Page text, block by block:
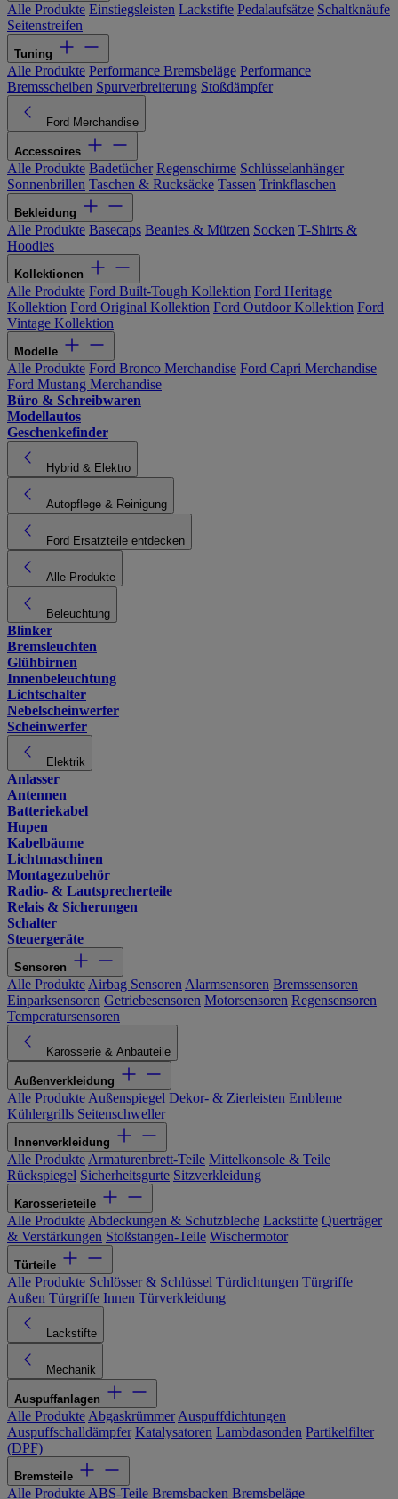
Alle Produkte Einstiegsleisten Lackstifte Pedalaufsätze Schaltknäufe
Seitenstreifen
Tuning
Alle Produkte Performance Bremsbeläge Performance
Bremsscheiben Spurverbreiterung Stoßdämpfer
Ford Merchandise
Accessoires
Alle Produkte Badetücher Regenschirme Schlüsselanhänger
Sonnenbrillen Taschen & Rucksäcke Tassen Trinkflaschen
Bekleidung
Alle Produkte Basecaps Beanies & Mützen Socken T-Shirts &
Hoodies
Kollektionen
Alle Produkte Ford Built-Tough Kollektion Ford Heritage
Kollektion Ford Original Kollektion Ford Outdoor Kollektion Ford
Vintage Kollektion
Modelle
Alle Produkte Ford Bronco Merchandise Ford Capri Merchandise
Ford Mustang Merchandise
Büro & Schreibwaren
Modellautos
Geschenkefinder
Hybrid & Elektro
Autopflege & Reinigung
Ford Ersatzteile entdecken
Alle Produkte
Beleuchtung
Blinker
Bremsleuchten
Glühbirnen
Innenbeleuchtung
Lichtschalter
Nebelscheinwerfer
Scheinwerfer
Elektrik
Anlasser
Antennen
Batteriekabel
Hupen
Kabelbäume
Lichtmaschinen
Montagezubehör
Radio- & Lautsprecherteile
Relais & Sicherungen
Schalter
Steuergeräte
Sensoren
Alle Produkte Airbag Sensoren Alarmsensoren Bremssensoren
Einparksensoren Getriebesensoren Motorsensoren Regensensoren
Temperatursensoren
Karosserie & Anbauteile
Außenverkleidung
Alle Produkte Außenspiegel Dekor- & Zierleisten Embleme
Kühlergrills Seitenschweller
Innenverkleidung
Alle Produkte Armaturenbrett-Teile Mittelkonsole & Teile
Rückspiegel Sicherheitsgurte Sitzverkleidung
Karosserieteile
Alle Produkte Abdeckungen & Schutzbleche Lackstifte Querträger
& Verstärkungen Stoßstangen-Teile Wischermotor
Türteile
Alle Produkte Schlösser & Schlüssel Türdichtungen Türgriffe
Außen Türgriffe Innen Türverkleidung
Lackstifte
Mechanik
Auspuffanlagen
Alle Produkte Abgaskrümmer Auspuffdichtungen
Auspuffschalldämpfer Katalysatoren Lambdasonden Partikelfilter
(DPF)
Bremsteile
Alle Produkte ABS-Teile Bremsbacken Bremsbeläge